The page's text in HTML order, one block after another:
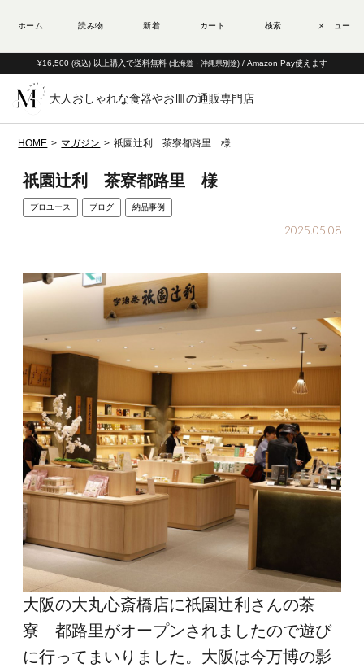
¥16,500 (税込) 以上購入で送料無料 (北海道・沖縄県別途) / Amazon Pay使えます
大人おしゃれな食器やお皿の通販専門店
HOME マガジン 祇園辻利 茶寮都路里 様
祇園辻利 茶寮都路里 様
プロユース ブログ 納品事例
2025.05.08
大阪の大丸心斎橋店に祇園辻利さんの茶
寮 都路里がオープンされましたので遊び
に行ってまいりました。大阪は今万博の影